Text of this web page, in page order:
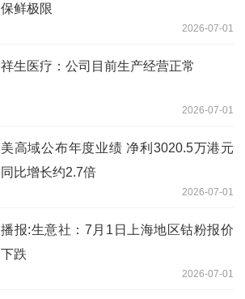
保鲜极限
2026-07-01
祥生医疗：公司目前生产经营正常
2026-07-01
美高域公布年度业绩 净利3020.5万港元
同比增长约2.7倍
2026-07-01
播报:生意社：7月1日上海地区钴粉报价
下跌
2026-07-01